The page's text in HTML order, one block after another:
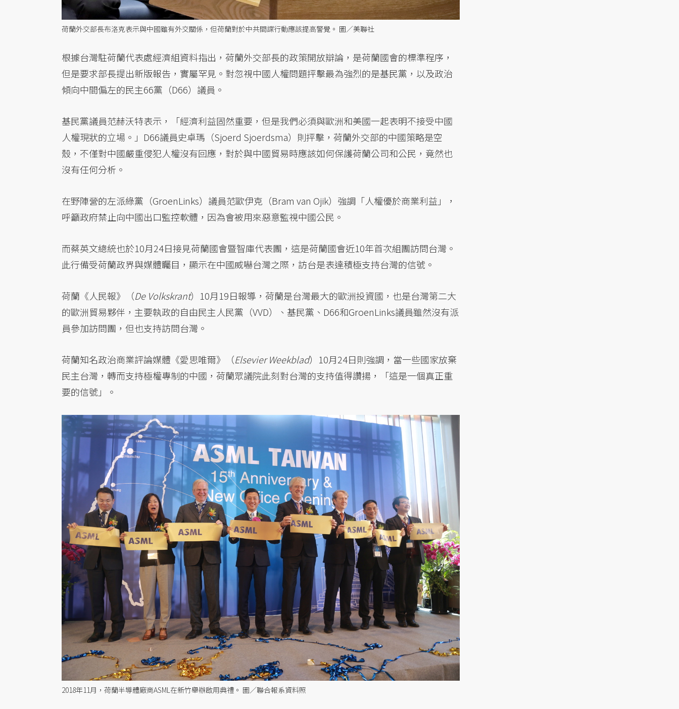
荷蘭外交部長布洛克表示與中國雖有外交關係，但荷蘭對於中共間諜行動應該提高警覺。 圖／美聯社
根據台灣駐荷蘭代表處經濟組資料指出，荷蘭外交部長的政策開放辯論，是荷蘭國會的標準程序，
但是要求部長提出新版報告，實屬罕見。對忽視中國人權問題抨擊最為強烈的是基民黨，以及政治
傾向中間偏左的民主66黨（D66）議員。
基民黨議員范赫沃特表示，「經濟利益固然重要，但是我們必須與歐洲和美國一起表明不接受中國
人權現狀的立場。」D66議員史卓瑪（Sjoerd Sjoerdsma）則抨擊，荷蘭外交部的中國策略是空
殼，不僅對中國嚴重侵犯人權沒有回應，對於與中國貿易時應該如何保護荷蘭公司和公民，竟然也
沒有任何分析。
在野陣營的左派綠黨（GroenLinks）議員范歐伊克（Bram van Ojik）強調「人權優於商業利益」，
呼籲政府禁止向中國出口監控軟體，因為會被用來惡意監視中國公民。
而蔡英文總統也於10月24日接見荷蘭國會暨智庫代表團，這是荷蘭國會近10年首次組團訪問台灣。
此行備受荷蘭政界與媒體矚目，顯示在中國威嚇台灣之際，訪台是表達積極支持台灣的信號。
荷蘭《人民報》（De Volkskrant）10月19日報導，荷蘭是台灣最大的歐洲投資國，也是台灣第二大
的歐洲貿易夥伴，主要執政的自由民主人民黨（VVD）、基民黨、D66和GroenLinks議員雖然沒有派
員參加訪問團，但也支持訪問台灣。
荷蘭知名政治商業評論媒體《愛思唯爾》（Elsevier Weekblad）10月24日則強調，當一些國家放棄
民主台灣，轉而支持極權專制的中國，荷蘭眾議院此刻對台灣的支持值得讚揚，「這是一個真正重
要的信號」。
2018年11月，荷蘭半導體廠商ASML在新竹舉辦啟用典禮。 圖／聯合報系資料照